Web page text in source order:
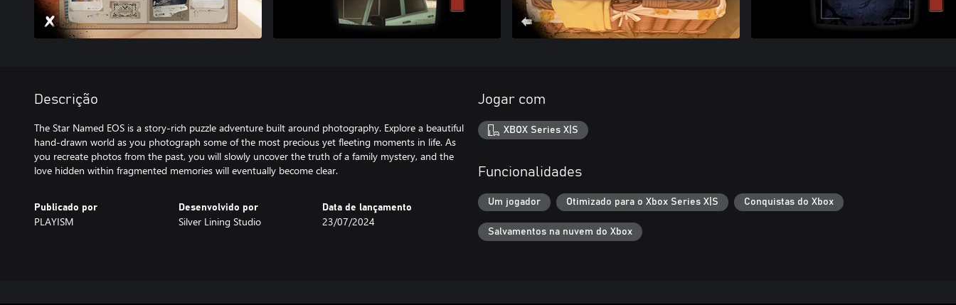
Descrição
The Star Named EOS is a story-rich puzzle adventure built around photography. Explore a beautiful
hand-drawn world as you photograph some of the most precious yet fleeting moments in life. As
you recreate photos from the past, you will slowly uncover the truth of a family mystery, and the
love hidden within fragmented memories will eventually become clear.
Publicado por
PLAYISM
Desenvolvido por
Silver Lining Studio
Data de lançamento
23/07/2024
Jogar com
XBOX Series X|S
Funcionalidades
Um jogador Otimizado para o Xbox Series X|S Conquistas do Xbox
Salvamentos na nuvem do Xbox